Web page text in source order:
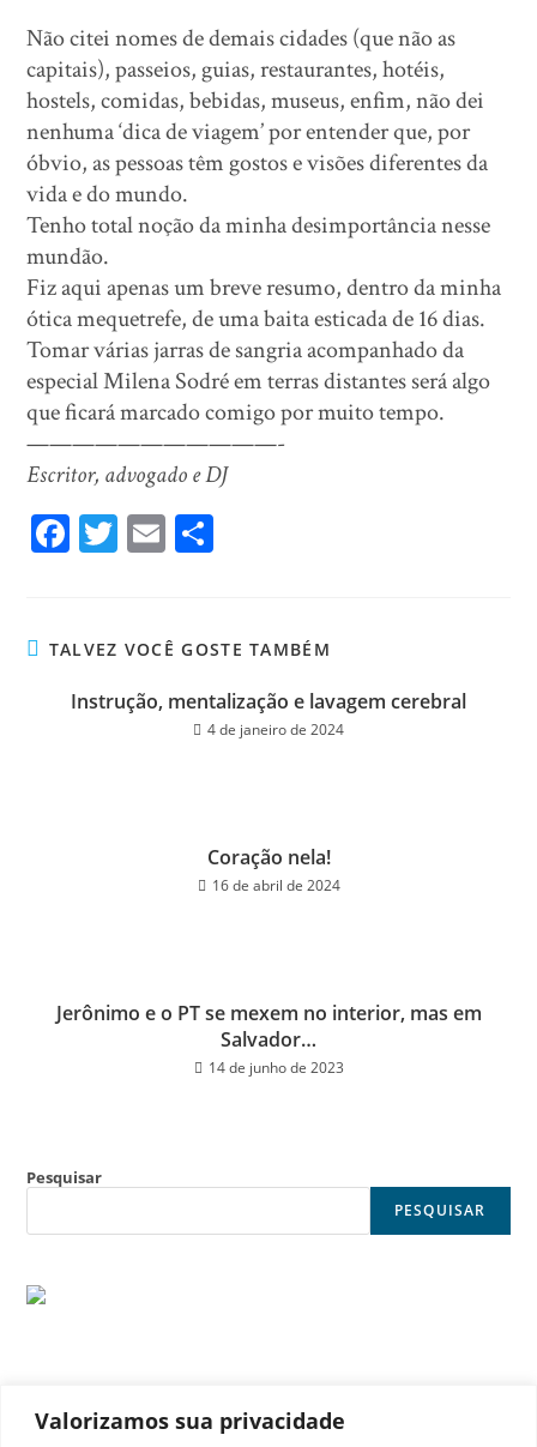
Valorizamos sua privacidade
Não citei nomes de demais cidades (que não as
capitais), passeios, guias, restaurantes, hotéis,
hostels, comidas, bebidas, museus, enfim, não dei
nenhuma ‘dica de viagem’ por entender que, por
óbvio, as pessoas têm gostos e visões diferentes da
vida e do mundo.
Tenho total noção da minha desimportância nesse
mundão.
Fiz aqui apenas um breve resumo, dentro da minha
ótica mequetrefe, de uma baita esticada de 16 dias.
Tomar várias jarras de sangria acompanhado da
especial Milena Sodré em terras distantes será algo
que ficará marcado comigo por muito tempo.
———————————-
Escritor, advogado e DJ
Fa
ok
T
er
E
TALVEZ VOCÊ GOSTE TAMBÉM
Instrução, mentalização e lavagem cerebral
4 de janeiro de 2024
Coração nela!
16 de abril de 2024
Jerônimo e o PT se mexem no interior, mas em
Salvador…
14 de junho de 2023
Pesquisar
PESQUISAR